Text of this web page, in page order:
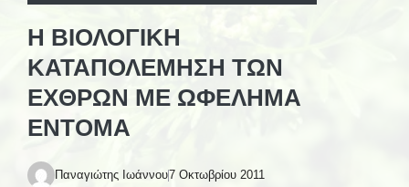
Η ΒΙΟΛΟΓΙΚΉ
ΚΑΤΑΠΟΛΈΜΗΣΗ ΤΩΝ
ΕΧΘΡΏΝ ΜΕ ΩΦΈΛΗΜΑ
ΈΝΤΟΜΑ
Παναγιώτης Ιωάννου7 Οκτωβρίου 2011